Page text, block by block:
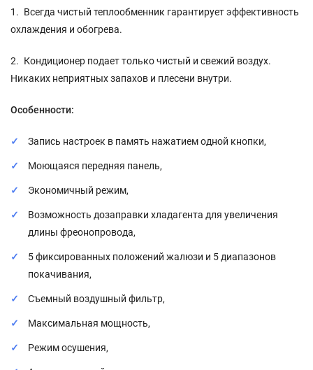
1. Всегда чистый теплообменник гарантирует эффективность
охлаждения и обогрева.
2. Кондиционер подает только чистый и свежий воздух.
Никаких неприятных запахов и плесени внутри.
Особенности:
Запись настроек в память нажатием одной кнопки,
Моющаяся передняя панель,
Экономичный режим,
Возможность дозаправки хладагента для увеличения
длины фреонопровода,
5 фиксированных положений жалюзи и 5 диапазонов
покачивания,
Съемный воздушный фильтр,
Максимальная мощность,
Режим осушения,